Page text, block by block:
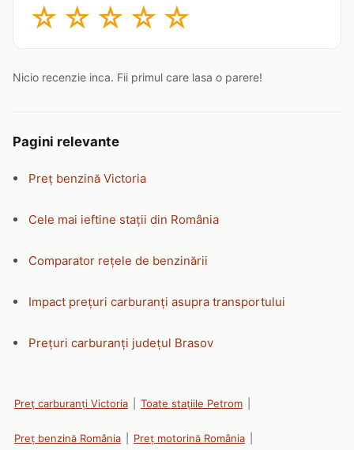
☆ ☆ ☆ ☆ ☆
Nicio recenzie inca. Fii primul care lasa o parere!
Pagini relevante
Preț benzină Victoria
Cele mai ieftine stații din România
Comparator rețele de benzinării
Impact prețuri carburanți asupra transportului
Prețuri carburanți județul Brasov
Preț carburanți Victoria Toate stațiile Petrom
Preț benzină România Preț motorină România